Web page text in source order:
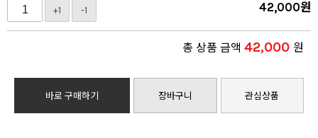
+1 -1 42,000원
총 상품 금액 42,000 원
바로 구매하기 장바구니 관심상품